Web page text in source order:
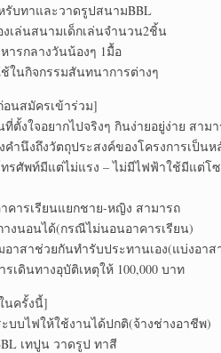
รับทาและวาดรูปสนามBBL
งเล่นสนามเด็กเล่นจำนวน2ชิ้น
ารกลางวันน้องๆ 1มื้อ
ในกิจกรรมสันทนาการต่างๆ
นสมัครเข้าร่วม]
ที่ตั้งใจอยากไปจริงๆ กินง่ายอยู่ง่าย สา
ำนึงถึงวัตถุประสงค์ของโครงการเป็นห
ศัพท์มีแต่ไม่แรง – ไม่มีไฟฟ้าใช้มีแต่โ
คารเรียนแยกชาย-หญิง สามารถ
งนอนได้(กรณีไม่นอนอาคารเรียน)
อาสาช่วยกันทำรับประทานเอง(แบ่งอาส
เดินทางอุบัติเหตุให้ 100,000 บาท
นครั้งนี้]
บบไฟให้ใช้งานได้ปกติ(จ้างช่างอาชีพ)
เทปูน วาดรูป ทาสี